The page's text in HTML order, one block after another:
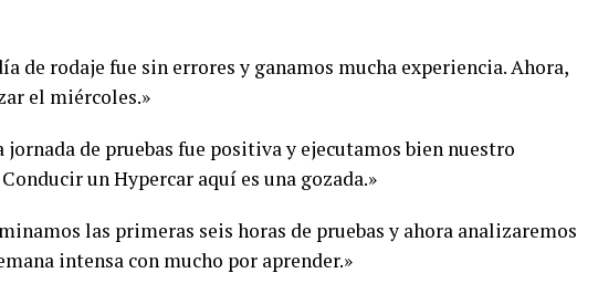
de rodaje fue sin errores y ganamos mucha experiencia. Ahora,
el miércoles.»
jornada de pruebas fue positiva y ejecutamos bien nuestro
un Hypercar aquí es una gozada.»
las primeras seis horas de pruebas y ahora analizaremos
intensa con mucho por aprender.»